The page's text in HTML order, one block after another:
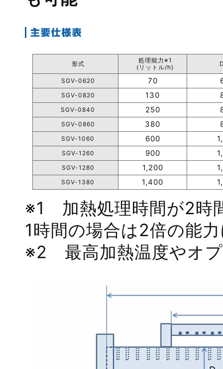
形式
処理能力※1
(リットル/h)
SGV-0620 70
SGV-0820 130
SGV-0840 250
SGV-0860 380
SGV-1060 600
SGV-1260 900
SGV-1280 1,200
SGV-1380 1,400
※1 加熱処理時間が2時
1時間の場合は2倍の能
※2 最高加熱温度やオ